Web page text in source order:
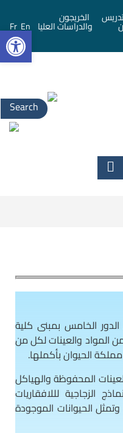
الخريجون
والدراسات العليا En
Fr
الخامس بمبنى كلية
المواد والعينات لكل من
الحيوان بأكملها.
المحفوظة والهياكل
الزجاجية لللافقاريات
الحيوانات الموجودة